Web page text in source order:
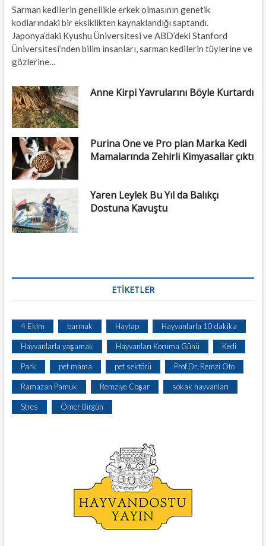
Sarman kedilerin genellikle erkek olmasının genetik
kodlarındaki bir eksiklikten kaynaklandığı saptandı.
Japonya’daki Kyushu Üniversitesi ve ABD’deki Stanford
Üniversitesi’nden bilim insanları, sarman kedilerin tüylerine ve
gözlerine…
Anne Kirpi Yavrularını Böyle Kurtardı
Purina One ve Pro plan Marka Kedi
Mamalarında Zehirli Kimyasallar çıktı
Yaren Leylek Bu Yıl da Balıkçı
Dostuna Kavuştu
ETIKETLER
4 Ekim barınak Haytap Hayvanlarla 10 dakika
Hayvanlarla yaşamak Hayvanları Koruma Günü Kedi
Park pet mama pet sektörü Prof.Dr. Remzi Oto
Ramazan Pamuk Remziye Coşar sokak hayvanları
Stres Ömer Birgün